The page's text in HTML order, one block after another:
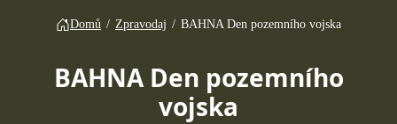
Domů / Zpravodaj / BAHNA Den pozemního vojska
BAHNA Den pozemního
vojska